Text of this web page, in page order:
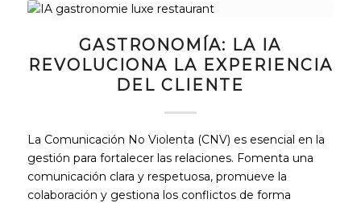
GASTRONOMÍA: LA IA
REVOLUCIONA LA EXPERIENCIA
DEL CLIENTE
La Comunicación No Violenta (CNV) es esencial en la
gestión para fortalecer las relaciones. Fomenta una
comunicación clara y respetuosa, promueve la
colaboración y gestiona los conflictos de forma